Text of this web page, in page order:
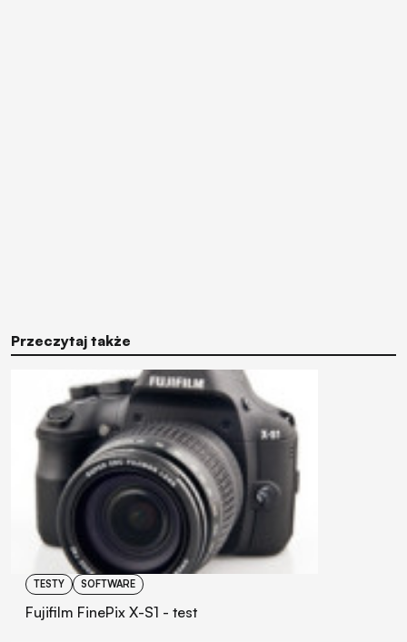
Przeczytaj także
TESTY SOFTWARE
Fujifilm FinePix X-S1 - test